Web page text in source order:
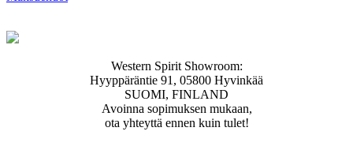
Western Spirit Showroom:
Hyyppäräntie 91, 05800 Hyvinkää
SUOMI, FINLAND
Avoinna sopimuksen mukaan,
ota yhteyttä ennen kuin tulet!